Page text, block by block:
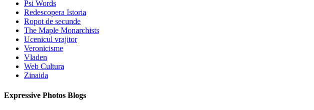
Psi Words
Redescopera Istoria
Ropot de secunde
The Maple Monarchists
Ucenicul vrajitor
Veronicisme
Vladen
Web Cultura
Zinaida
Expressive Photos Blogs